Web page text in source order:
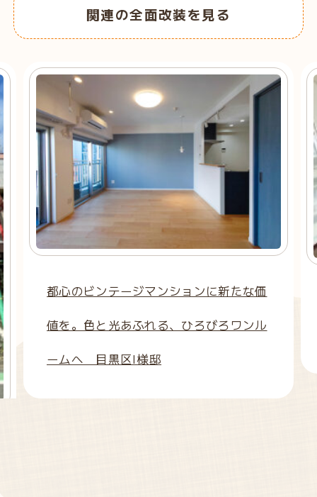
関連の全面改装を見る
都心のビンテージマンションに新たな価
値を。色と光あふれる、ひろびろワンル
ームへ 目黒区I様邸